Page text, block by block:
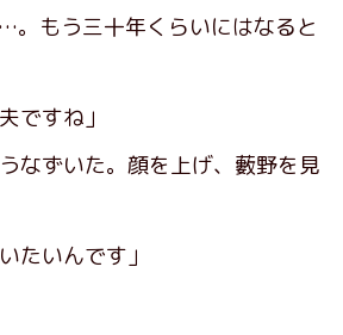
。もう三十年くらいにはなると
ですね」
なずいた。顔を上げ、藪野を見
たいんです」